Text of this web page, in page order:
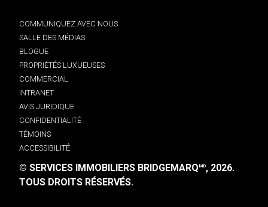
COMMUNIQUEZ AVEC NOUS
SALLE DES MÉDIAS
BLOGUE
PROPRIÉTÉS LUXUEUSES
COMMERCIAL
INTRANET
AVIS JURIDIQUE
CONFIDENTIALITÉ
TÉMOINS
ACCESSIBILITÉ
© SERVICES IMMOBILIERS BRIDGEMARQMD, 2026.
TOUS DROITS RÉSERVÉS.